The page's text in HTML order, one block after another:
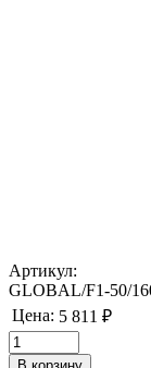
Артикул:
GLOBAL/F1-50/
Цена: 5 811 ₽